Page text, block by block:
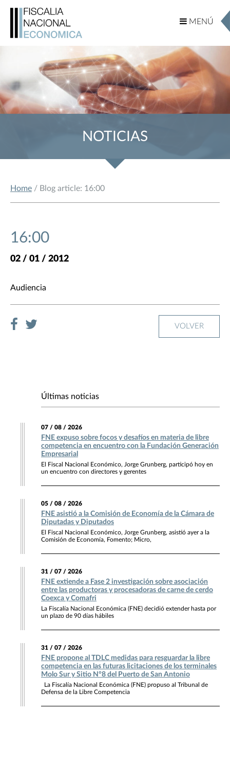
MENÚ
MENÚ
NOTICIAS
Home / Blog article: 16:00
16:00
02 / 01 / 2012
Audiencia
VOLVER
Últimas noticias
07 / 08 / 2026
FNE expuso sobre focos y desafíos en materia de libre
competencia en encuentro con la Fundación Generación
Empresarial
El Fiscal Nacional Económico, Jorge Grunberg, participó hoy en
un encuentro con directores y gerentes
05 / 08 / 2026
FNE asistió a la Comisión de Economía de la Cámara de
Diputadas y Diputados
El Fiscal Nacional Económico, Jorge Grunberg, asistió ayer a la
Comisión de Economía, Fomento; Micro,
31 / 07 / 2026
FNE extiende a Fase 2 investigación sobre asociación
entre las productoras y procesadoras de carne de cerdo
Coexca y Comafri
La Fiscalía Nacional Económica (FNE) decidió extender hasta por
un plazo de 90 días hábiles
31 / 07 / 2026
FNE propone al TDLC medidas para resguardar la libre
competencia en las futuras licitaciones de los terminales
Molo Sur y Sitio N°8 del Puerto de San Antonio
La Fiscalía Nacional Económica (FNE) propuso al Tribunal de
Defensa de la Libre Competencia